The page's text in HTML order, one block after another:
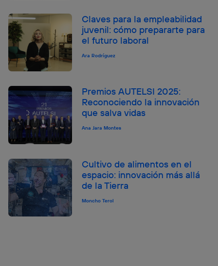
Claves para la empleabilidad
juvenil: cómo prepararte para
el futuro laboral
Ara Rodríguez
Premios AUTELSI 2025:
Reconociendo la innovación
que salva vidas
Ana Jara Montes
Cultivo de alimentos en el
espacio: innovación más allá
de la Tierra
Moncho Terol